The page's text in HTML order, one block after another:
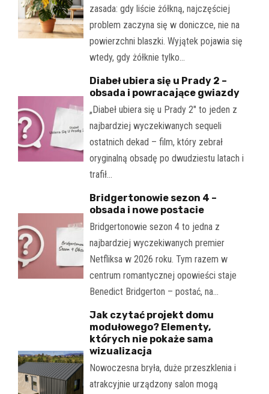
zasada: gdy liście żółkną, najczęściej
problem zaczyna się w doniczce, nie na
powierzchni blaszki. Wyjątek pojawia się
wtedy, gdy żółknie tylko…
Diabeł ubiera się u Prady 2 –
obsada i powracające gwiazdy
„Diabeł ubiera się u Prady 2" to jeden z
najbardziej wyczekiwanych sequeli
ostatnich dekad – film, który zebrał
oryginalną obsadę po dwudziestu latach i
trafił…
Bridgertonowie sezon 4 –
obsada i nowe postacie
Bridgertonowie sezon 4 to jedna z
najbardziej wyczekiwanych premier
Netfliksa w 2026 roku. Tym razem w
centrum romantycznej opowieści staje
Benedict Bridgerton – postać, na…
Jak czytać projekt domu
modułowego? Elementy,
których nie pokaże sama
wizualizacja
Nowoczesna bryła, duże przeszklenia i
atrakcyjnie urządzony salon mogą